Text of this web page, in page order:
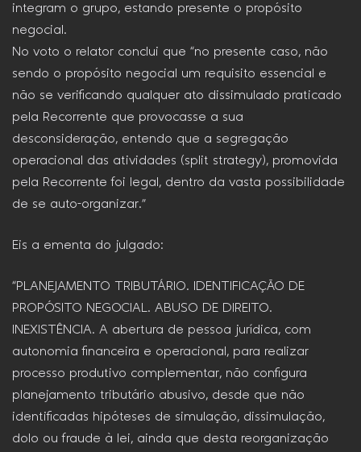
integram o grupo, estando presente o propósito
negocial.
No voto o relator conclui que “no presente caso, não
sendo o propósito negocial um requisito essencial e
não se verificando qualquer ato dissimulado praticado
pela Recorrente que provocasse a sua
desconsideração, entendo que a segregação
operacional das atividades (split strategy), promovida
pela Recorrente foi legal, dentro da vasta possibilidade
de se auto-organizar.”
Eis a ementa do julgado:
“PLANEJAMENTO TRIBUTÁRIO. IDENTIFICAÇÃO DE
PROPÓSITO NEGOCIAL. ABUSO DE DIREITO.
INEXISTÊNCIA. A abertura de pessoa jurídica, com
autonomia financeira e operacional, para realizar
processo produtivo complementar, não configura
planejamento tributário abusivo, desde que não
identificadas hipóteses de simulação, dissimulação,
dolo ou fraude à lei, ainda que desta reorganização